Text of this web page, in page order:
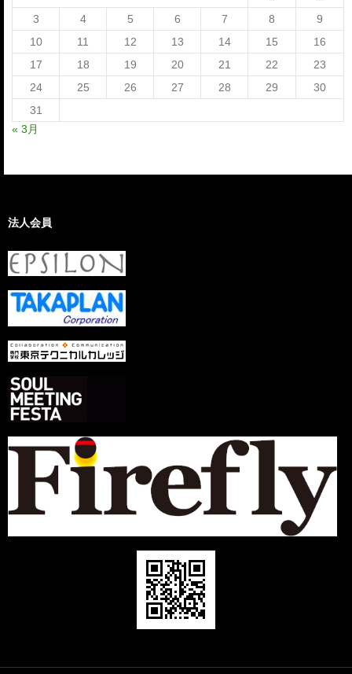
3
4 5 6 7 8
9
10
11 12 13 14 15
16
17
18 19 20 21 22
23
24
25 26 27 28 29
30
31
« 3月
法人会員